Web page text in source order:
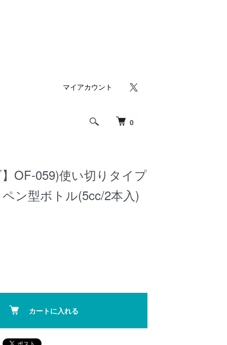
0
マイアカウント
】OF-059)使い切りタイプ
ン型ボトル(5cc/2本入)
カートに入れる